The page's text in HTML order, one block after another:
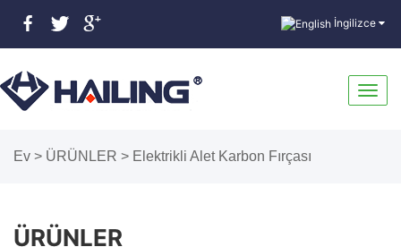
İngilizce
Ev > ÜRÜNLER > Elektrikli Alet Karbon Fırçası
ÜRÜNLER